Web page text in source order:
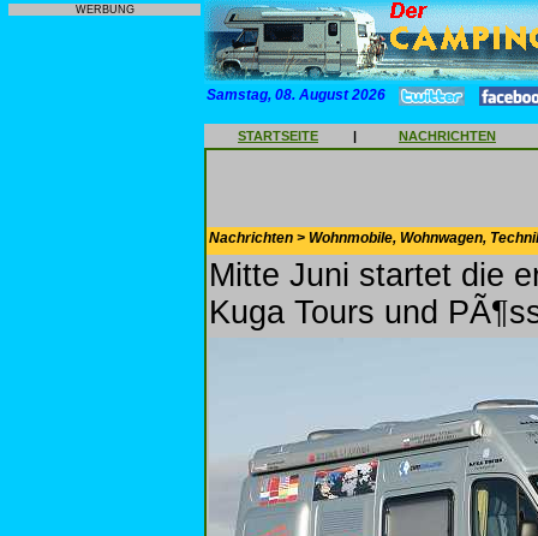
WERBUNG
Samstag, 08. August 2026
STARTSEITE | NACHRICHTEN
Nachrichten > Wohnmobile, Wohnwagen,
Mitte Juni startet die
Kuga Tours und